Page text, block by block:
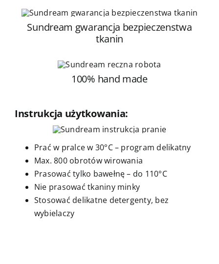
Sundream gwarancja bezpieczenstwa
tkanin
100% hand made
Instrukcja użytkowania:
Prać w pralce w 30°C – program delikatny
Max. 800 obrotów wirowania
Prasować tylko bawełnę – do 110°C
Nie prasować tkaniny minky
Stosować delikatne detergenty, bez
wybielaczy